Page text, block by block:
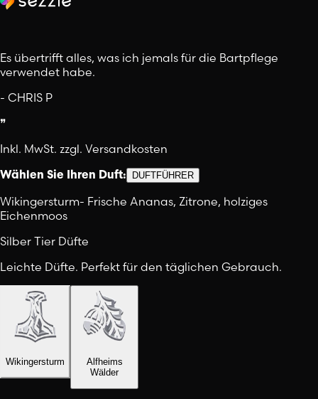
Es übertrifft alles, was ich jemals für die Bartpflege
verwendet habe.
- CHRIS P
❞
Inkl. MwSt. zzgl. Versandkosten
Wählen Sie Ihren Duft:
DUFTFÜHRER
Wikingersturm- Frische Ananas, Zitrone, holziges
Eichenmoos
Silber Tier Düfte
Leichte Düfte. Perfekt für den täglichen Gebrauch.
Wikingersturm
Alfheims
Wälder